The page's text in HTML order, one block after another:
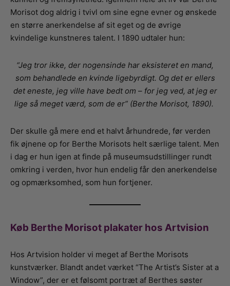
Morisot dog aldrig i tvivl om sine egne evner og ønskede
en større anerkendelse af sit eget og de øvrige
kvindelige kunstneres talent. I 1890 udtaler hun:
“Jeg tror ikke, der nogensinde har eksisteret en mand,
som behandlede en kvinde ligebyrdigt. Og det er ellers
det eneste, jeg ville have bedt om – for jeg ved, at jeg er
lige så meget værd, som de er” (Berthe Morisot, 1890).
Der skulle gå mere end et halvt århundrede, før verden
fik øjnene op for Berthe Morisots helt særlige talent. Men
i dag er hun igen at finde på museumsudstillinger rundt
omkring i verden, hvor hun endelig får den anerkendelse
og opmærksomhed, som hun fortjener.
Køb Berthe Morisot plakater hos Artvision
Hos Artvision holder vi meget af Berthe Morisots
kunstværker. Blandt andet værket “The Artist’s Sister at a
Window”, der er et følsomt portræt af Berthes søster